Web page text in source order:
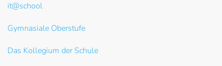
it@school
Gymnasiale Oberstufe
Das Kollegium der Schule